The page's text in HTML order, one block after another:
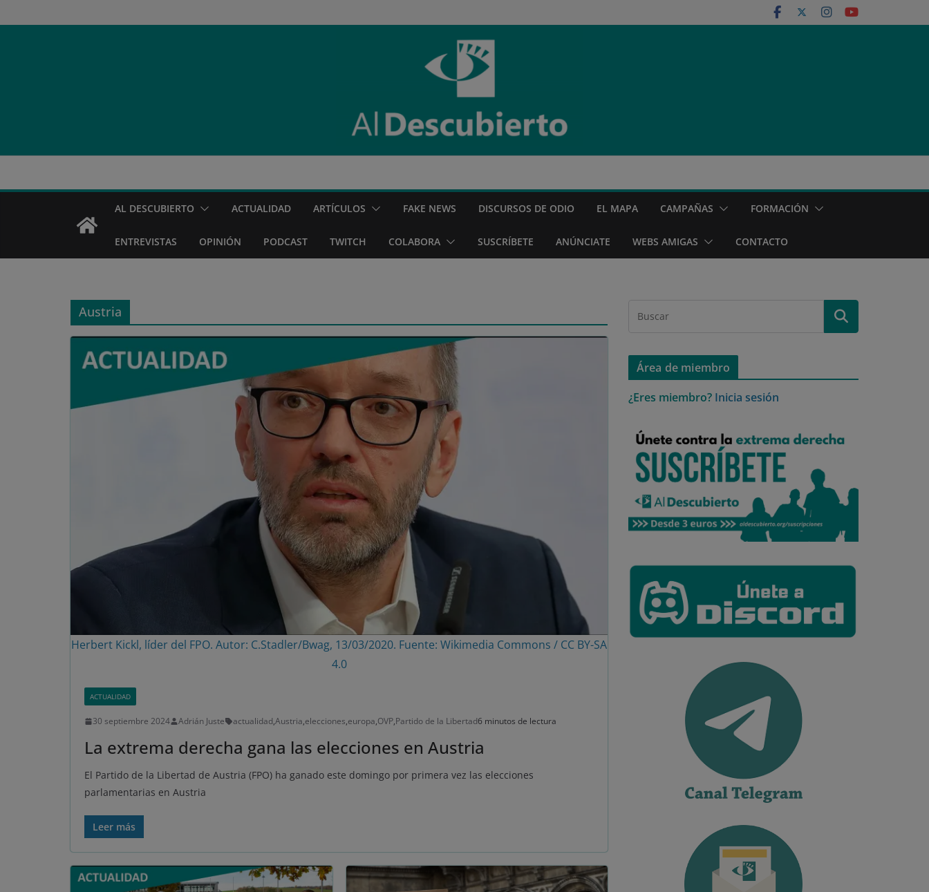
al
AL DESCUBIERTO ACTUALIDAD ARTÍCULOS FAKE NEWS DISCURSOS DE ODIO EL MAPA CAMPAÑAS FORMACIÓN
ENTREVISTAS OPINIÓN PODCAST TWITCH COLABORA SUSCRÍBETE ANÚNCIATE WEBS AMIGAS CONTACTO
Austria
Herbert Kickl, líder del FPO. Autor: C.Stadler/Bwag, 13/03/2020. Fuente: Wikimedia Commons / CC BY-SA
4.0
ACTUALIDAD
30 septiembre 2024 Adrián Juste actualidad,Austria,elecciones,europa,OVP,Partido de la Libertad6 minutos de lectura
La extrema derecha gana las elecciones en Austria
El Partido de la Libertad de Austria (FPO) ha ganado este domingo por primera vez las elecciones
parlamentarias en Austria
Leer más
Área de miembro
¿Eres miembro? Inicia sesión